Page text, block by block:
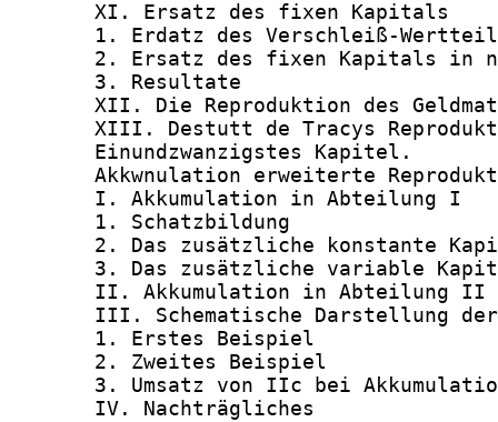
XI. Ersatz des fixen Kapitals
1. Erdatz des Verschleiß-
2. Ersatz des fixen Kapitals in
3. Resultate
XII. Die Reproduktion des
XIII. Destutt de Tracys
       Einundzwanzigstes Kapitel.
Akkwnulation erweiterte
I. Akkumulation in Abteilung I
1. Schatzbildung
2. Das zusätzliche konstante
3. Das zusätzliche variable
II. Akkumulation in Abteilung II
III. Schematische Darstellung
1. Erstes Beispiel
2. Zweites Beispiel
3. Umsatz von IIc bei
IV. Nachträgliches